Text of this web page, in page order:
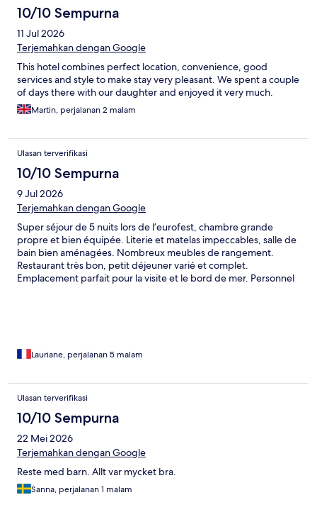
10/10 Sempurna
11 Jul 2026
Terjemahkan dengan Google
This hotel combines perfect location, convenience, good
services and style to make stay very pleasant. We spent a couple
of days there with our daughter and enjoyed it very much.
Martin, perjalanan 2 malam
Ulasan terverifikasi
10/10 Sempurna
9 Jul 2026
Terjemahkan dengan Google
Super séjour de 5 nuits lors de l’eurofest, chambre grande
propre et bien équipée. Literie et matelas impeccables, salle de
bain bien aménagées. Nombreux meubles de rangement.
Restaurant très bon, petit déjeuner varié et complet.
Emplacement parfait pour la visite et le bord de mer. Personnel
Lauriane, perjalanan 5 malam
Ulasan terverifikasi
10/10 Sempurna
22 Mei 2026
Terjemahkan dengan Google
Reste med barn. Allt var mycket bra.
Sanna, perjalanan 1 malam